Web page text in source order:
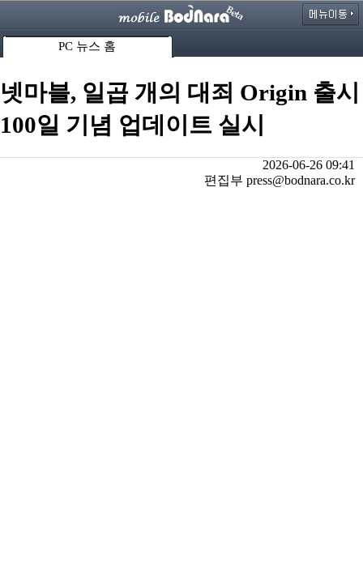
PC 뉴스 홈
넷마블, 일곱 개의 대죄 Origin 출시
100일 기념 업데이트 실시
2026-06-26 09:41
편집부 press@bodnara.co.kr